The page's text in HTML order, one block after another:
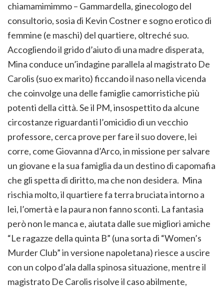
chiamamimimmo – Gammardella, ginecologo del
consultorio, sosia di Kevin Costner e sogno erotico di
femmine (e maschi) del quartiere, oltreché suo.
Accogliendo il grido d’aiuto di una madre disperata,
Mina conduce un’indagine parallela al magistrato De
Carolis (suo ex marito) ficcando il naso nella vicenda
che coinvolge una delle famiglie camorristiche più
potenti della città. Se il PM, insospettito da alcune
circostanze riguardanti l’omicidio di un vecchio
professore, cerca prove per fare il suo dovere, lei
corre, come Giovanna d’Arco, in missione per salvare
un giovane e la sua famiglia da un destino di capomafia
che gli spetta di diritto, ma che non desidera. Mina
rischia molto, il quartiere fa terra bruciata intorno a
lei, l’omertà e la paura non fanno sconti. La fantasia
però non le manca e, aiutata dalle sue migliori amiche
“Le ragazze della quinta B” (una sorta di “Women’s
Murder Club” in versione napoletana) riesce a uscire
con un colpo d’ala dalla spinosa situazione, mentre il
magistrato De Carolis risolve il caso abilmente,